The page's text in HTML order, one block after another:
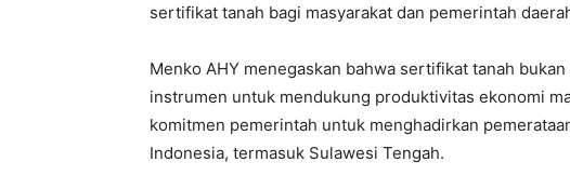
sertifikat tanah bagi masyarakat dan pemerintah
Menko AHY menegaskan bahwa sertifikat tanah
instrumen untuk mendukung produktivitas ekonomi
komitmen pemerintah untuk menghadirkan
Indonesia, termasuk Sulawesi Tengah.